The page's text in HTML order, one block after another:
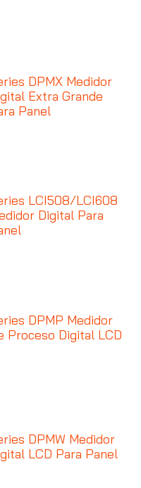
DPMX Medidor
Extra Grande
Panel
LCI508/LCI608
Digital Para
DPMP Medidor
Proceso Digital LCD
DPMW Medidor
LCD Para Panel